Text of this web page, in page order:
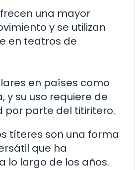
una mayor
y se utilizan
en teatros de
en países como
y su uso requiere de
por parte del titiritero.
títeres son una forma
que ha
lo largo de los años.